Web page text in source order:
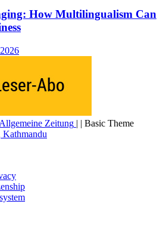
How Multilingualism Can
Zeitung | | Basic Theme
Kathmandu